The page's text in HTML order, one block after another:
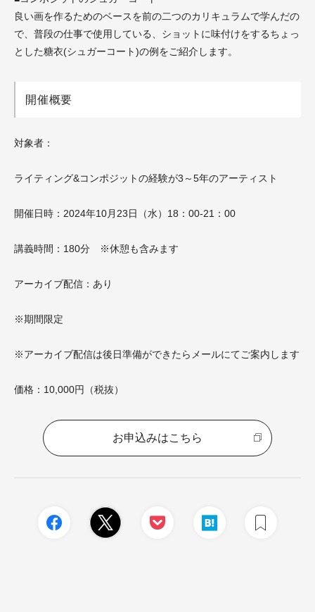
良い画を作るためのベースを前の二つのカリキュラムで学んだの
で、普段の仕事で使用している、ショットに味付けをするちょっ
とした糖衣(シュガーコート)の例をご紹介します。
開催概要
対象者：
ライティング&コンポジットの経験が3～5年のアーティスト
開催日時：2024年10月23日（水）18：00-21：00
講義時間：180分 ※休憩も含みます
アーカイブ配信：あり
※期間限定
※アーカイブ配信は後日準備ができたらメールにてご案内します
価格：10,000円（税抜）
お申込みはこちら